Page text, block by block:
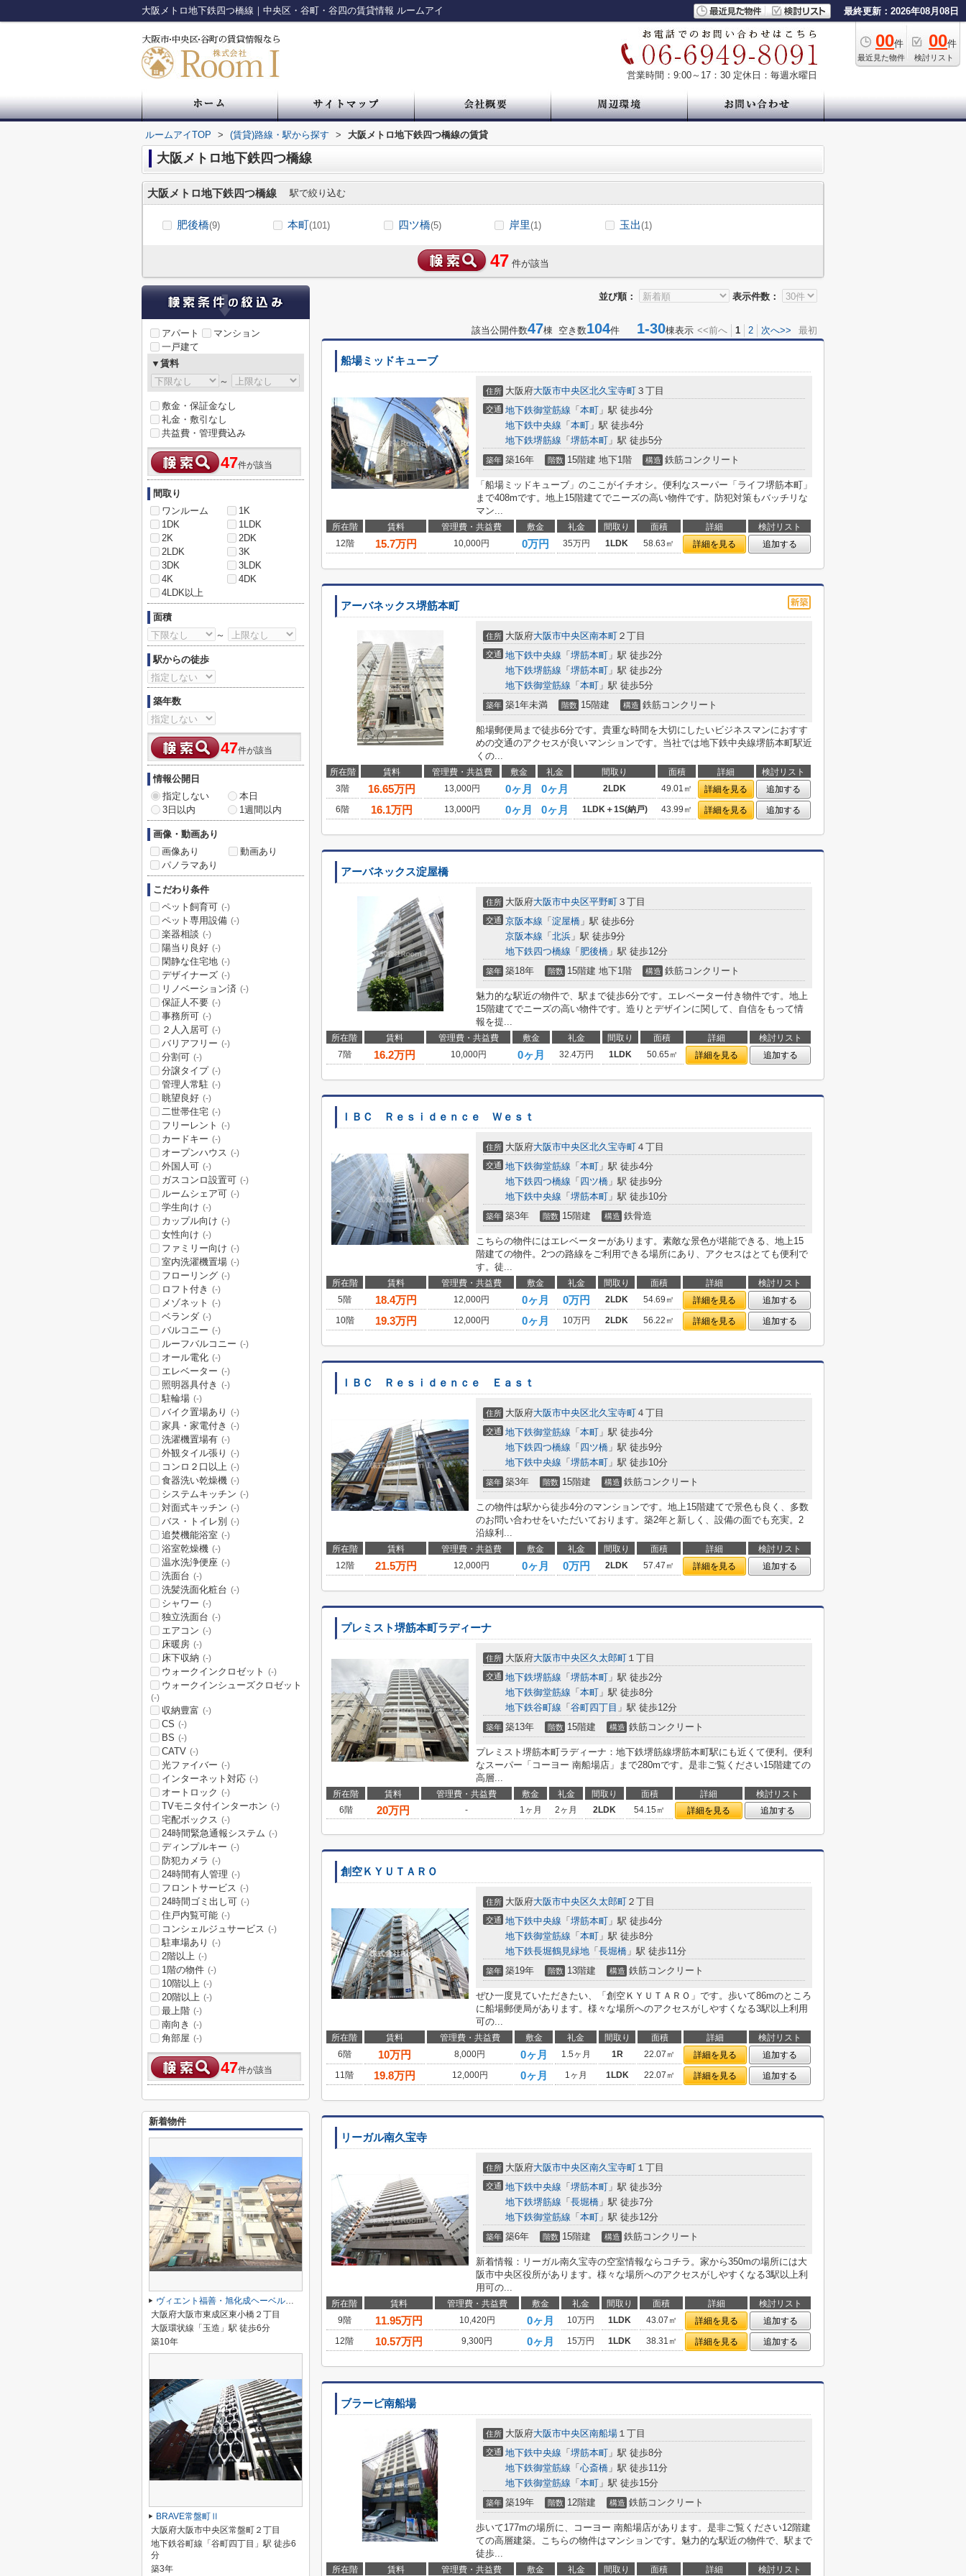
大阪メトロ地下鉄四つ橋線｜中央区・谷町・谷四の賃貸情報 ルームアイ 最終更新：2026年08月08日
00件
最近見た物件
00件
検討リスト
営業時間：9:00～17：30 定休日：毎週水曜日
ルームアイTOP > (賃貸)路線・駅から探す > 大阪メトロ地下鉄四つ橋線の賃貸
大阪メトロ地下鉄四つ橋線
大阪メトロ地下鉄四つ橋線 駅で絞り込む
肥後橋(9) 本町(101) 四ツ橋(5) 岸里(1) 玉出(1)
47 件が該当
並び順： 表示件数：
該当公開件数47棟 空き数104件 1-30棟表示 <<前へ 1 2 次へ>> 最初
船場ミッドキューブ
住所 大阪府大阪市中央区北久宝寺町 ３丁目
交通 地下鉄御堂筋線 「 本町 」駅 徒歩4分
地下鉄中央線 「 本町 」駅 徒歩4分
地下鉄堺筋線 「 堺筋本町 」駅 徒歩5分
築年 築16年 階数 15階建 地下1階 構造 鉄筋コンクリート
「船場ミッドキューブ」のここがイチオシ。便利なスーパー「ライフ堺筋本町」
まで408mです。地上15階建てでニーズの高い物件です。防犯対策もバッチリな
マン...
所在階 賃料 管理費・共益費 敷金 礼金 間取り 面積 詳細
検討リスト
12階
15.7万円 10,000円 0万円 35万円 1LDK 58.63㎡ 詳細を見る 追加する
アーバネックス堺筋本町
住所 大阪府大阪市中央区南本町 ２丁目
交通 地下鉄中央線 「 堺筋本町 」駅 徒歩2分
地下鉄堺筋線 「 堺筋本町 」駅 徒歩2分
地下鉄御堂筋線 「 本町 」駅 徒歩5分
築年 築1年未満 階数 15階建 構造 鉄筋コンクリート
船場郵便局まで徒歩6分です。貴重な時間を大切にしたいビジネスマンにおすす
めの交通のアクセスが良いマンションです。当社では地下鉄中央線堺筋本町駅近
くの...
所在階 賃料 管理費・共益費 敷金 礼金 間取り 面積 詳細
検討リスト
3階
16.65万円 13,000円 0ヶ月 0ヶ月 2LDK 49.01㎡ 詳細を見る
追加する
6階
16.1万円 13,000円 0ヶ月 0ヶ月 1LDK＋1S(納戸) 43.99㎡ 詳細を見る 追加する
アーバネックス淀屋橋
住所 大阪府大阪市中央区平野町 ３丁目
交通 京阪本線 「 淀屋橋 」駅 徒歩6分
京阪本線 「 北浜 」駅 徒歩9分
地下鉄四つ橋線 「 肥後橋 」駅 徒歩12分
築年 築18年 階数 15階建 地下1階 構造 鉄筋コンクリート
魅力的な駅近の物件で、駅まで徒歩6分です。エレベーター付き物件です。地上
15階建てでニーズの高い物件です。造りとデザインに関して、自信をもって情
報を提...
所在階 賃料 管理費・共益費 敷金 礼金 間取り 面積 詳細
検討リスト
7階
16.2万円 10,000円 0ヶ月 32.4万円 1LDK 50.65㎡ 詳細を見る 追加する
ＩＢＣ Ｒｅｓｉｄｅｎｃｅ Ｗｅｓｔ
住所 大阪府大阪市中央区北久宝寺町 ４丁目
交通 地下鉄御堂筋線 「 本町 」駅 徒歩4分
地下鉄四つ橋線 「 四ツ橋 」駅 徒歩9分
地下鉄中央線 「 堺筋本町 」駅 徒歩10分
築年 築3年 階数 15階建 構造 鉄骨造
こちらの物件にはエレベーターがあります。素敵な景色が堪能できる、地上15
階建ての物件。2つの路線をご利用できる場所にあり、アクセスはとても便利で
す。徒...
所在階 賃料 管理費・共益費 敷金 礼金 間取り 面積 詳細
検討リスト
5階
18.4万円 12,000円 0ヶ月 0万円 2LDK 54.69㎡ 詳細を見る
追加する
10階
19.3万円 12,000円 0ヶ月 10万円 2LDK 56.22㎡ 詳細を見る 追加する
ＩＢＣ Ｒｅｓｉｄｅｎｃｅ Ｅａｓｔ
住所 大阪府大阪市中央区北久宝寺町 ４丁目
交通 地下鉄御堂筋線 「 本町 」駅 徒歩4分
地下鉄四つ橋線 「 四ツ橋 」駅 徒歩9分
地下鉄中央線 「 堺筋本町 」駅 徒歩10分
築年 築3年 階数 15階建 構造 鉄筋コンクリート
この物件は駅から徒歩4分のマンションです。地上15階建てで景色も良く、多数
のお問い合わせをいただいております。築2年と新しく、設備の面でも充実。2
沿線利...
所在階 賃料 管理費・共益費 敷金 礼金 間取り 面積 詳細
検討リスト
12階
21.5万円 12,000円 0ヶ月 0万円 2LDK 57.47㎡ 詳細を見る 追加する
プレミスト堺筋本町ラディーナ
住所 大阪府大阪市中央区久太郎町 １丁目
交通 地下鉄堺筋線 「 堺筋本町 」駅 徒歩2分
地下鉄御堂筋線 「 本町 」駅 徒歩8分
地下鉄谷町線 「 谷町四丁目 」駅 徒歩12分
築年 築13年 階数 15階建 構造 鉄筋コンクリート
プレミスト堺筋本町ラディーナ：地下鉄堺筋線堺筋本町駅にも近くて便利。便利
なスーパー「コーヨー 南船場店」まで280mです。是非ご覧ください15階建ての
高層...
所在階 賃料 管理費・共益費 敷金 礼金 間取り 面積 詳細
検討リスト
6階
20万円 - 1ヶ月 2ヶ月 2LDK 54.15㎡ 詳細を見る 追加する
創空ＫＹＵＴＡＲＯ
住所 大阪府大阪市中央区久太郎町 ２丁目
交通 地下鉄中央線 「 堺筋本町 」駅 徒歩4分
地下鉄御堂筋線 「 本町 」駅 徒歩8分
地下鉄長堀鶴見緑地 「 長堀橋 」駅 徒歩11分
築年 築19年 階数 13階建 構造 鉄筋コンクリート
ぜひ一度見ていただきたい、「創空ＫＹＵＴＡＲＯ」です。歩いて86mのところ
に船場郵便局があります。様々な場所へのアクセスがしやすくなる3駅以上利用
可の...
所在階 賃料 管理費・共益費 敷金 礼金 間取り 面積 詳細
検討リスト
6階
10万円 8,000円 0ヶ月 1.5ヶ月 1R 22.07㎡ 詳細を見る
追加する
11階
19.8万円 12,000円 0ヶ月 1ヶ月 1LDK 22.07㎡ 詳細を見る 追加する
リーガル南久宝寺
住所 大阪府大阪市中央区南久宝寺町 １丁目
交通 地下鉄中央線 「 堺筋本町 」駅 徒歩3分
地下鉄堺筋線 「 長堀橋 」駅 徒歩7分
地下鉄御堂筋線 「 本町 」駅 徒歩12分
築年 築6年 階数 15階建 構造 鉄筋コンクリート
新着情報：リーガル南久宝寺の空室情報ならコチラ。家から350mの場所には大
阪市中央区役所があります。様々な場所へのアクセスがしやすくなる3駅以上利
用可の...
所在階 賃料 管理費・共益費 敷金 礼金 間取り 面積 詳細
検討リスト
9階
11.95万円 10,420円 0ヶ月 10万円 1LDK 43.07㎡ 詳細を見る
追加する
12階
10.57万円 9,300円 0ヶ月 15万円 1LDK 38.31㎡ 詳細を見る 追加する
ブラービ南船場
住所 大阪府大阪市中央区南船場 １丁目
交通 地下鉄中央線 「 堺筋本町 」駅 徒歩8分
地下鉄御堂筋線 「 心斎橋 」駅 徒歩11分
地下鉄御堂筋線 「 本町 」駅 徒歩15分
築年 築19年 階数 12階建 構造 鉄筋コンクリート
歩いて177mの場所に、コーヨー 南船場店があります。是非ご覧ください12階建
ての高層建築。こちらの物件はマンションです。魅力的な駅近の物件で、駅まで
徒歩...
所在階 賃料 管理費・共益費 敷金 礼金 間取り 面積 詳細 検討リスト
アパート
マンション
一戸建て
▼賃料
～
敷金・保証金なし
礼金・敷引なし
共益費・管理費込み
47件が該当
間取り
ワンルーム
1K
1DK
1LDK
2K
2DK
2LDK
3K
3DK
3LDK
4K
4DK
4LDK以上
面積
～
駅からの徒歩
築年数
47件が該当
情報公開日
指定しない
本日
3日以内
1週間以内
画像・動画あり
画像あり
動画あり
パノラマあり
こだわり条件
ペット飼育可 (-)
ペット専用設備 (-)
楽器相談 (-)
陽当り良好 (-)
閑静な住宅地 (-)
デザイナーズ (-)
リノベーション済 (-)
保証人不要 (-)
事務所可 (-)
２人入居可 (-)
バリアフリー (-)
分割可 (-)
分譲タイプ (-)
管理人常駐 (-)
眺望良好 (-)
二世帯住宅 (-)
フリーレント (-)
カードキー (-)
オープンハウス (-)
外国人可 (-)
ガスコンロ設置可 (-)
ルームシェア可 (-)
学生向け (-)
カップル向け (-)
女性向け (-)
ファミリー向け (-)
室内洗濯機置場 (-)
フローリング (-)
ロフト付き (-)
メゾネット (-)
ベランダ (-)
バルコニー (-)
ルーフバルコニー (-)
オール電化 (-)
エレベーター (-)
照明器具付き (-)
駐輪場 (-)
バイク置場あり (-)
家具・家電付き (-)
洗濯機置場有 (-)
外観タイル張り (-)
コンロ２口以上 (-)
食器洗い乾燥機 (-)
システムキッチン (-)
対面式キッチン (-)
バス・トイレ別 (-)
追焚機能浴室 (-)
浴室乾燥機 (-)
温水洗浄便座 (-)
洗面台 (-)
洗髪洗面化粧台 (-)
シャワー (-)
独立洗面台 (-)
エアコン (-)
床暖房 (-)
床下収納 (-)
ウォークインクロゼット (-)
ウォークインシューズクロゼット
(-)
収納豊富 (-)
CS (-)
BS (-)
CATV (-)
光ファイバー (-)
インターネット対応 (-)
オートロック (-)
TVモニタ付インターホン (-)
宅配ボックス (-)
24時間緊急通報システム (-)
ディンプルキー (-)
防犯カメラ (-)
24時間有人管理 (-)
フロントサービス (-)
24時間ゴミ出し可 (-)
住戸内覧可能 (-)
コンシェルジュサービス (-)
駐車場あり (-)
2階以上 (-)
1階の物件 (-)
10階以上 (-)
20階以上 (-)
最上階 (-)
南向き (-)
角部屋 (-)
47件が該当
新着物件
ヴィエント福善・旭化成ヘーベルメゾンHEBEL HAUS
大阪府大阪市東成区東小橋２丁目
大阪環状線「玉造」駅 徒歩6分
築10年
BRAVE常盤町Ⅱ
大阪府大阪市中央区常盤町２丁目
地下鉄谷町線「谷町四丁目」駅 徒歩6
分
築3年